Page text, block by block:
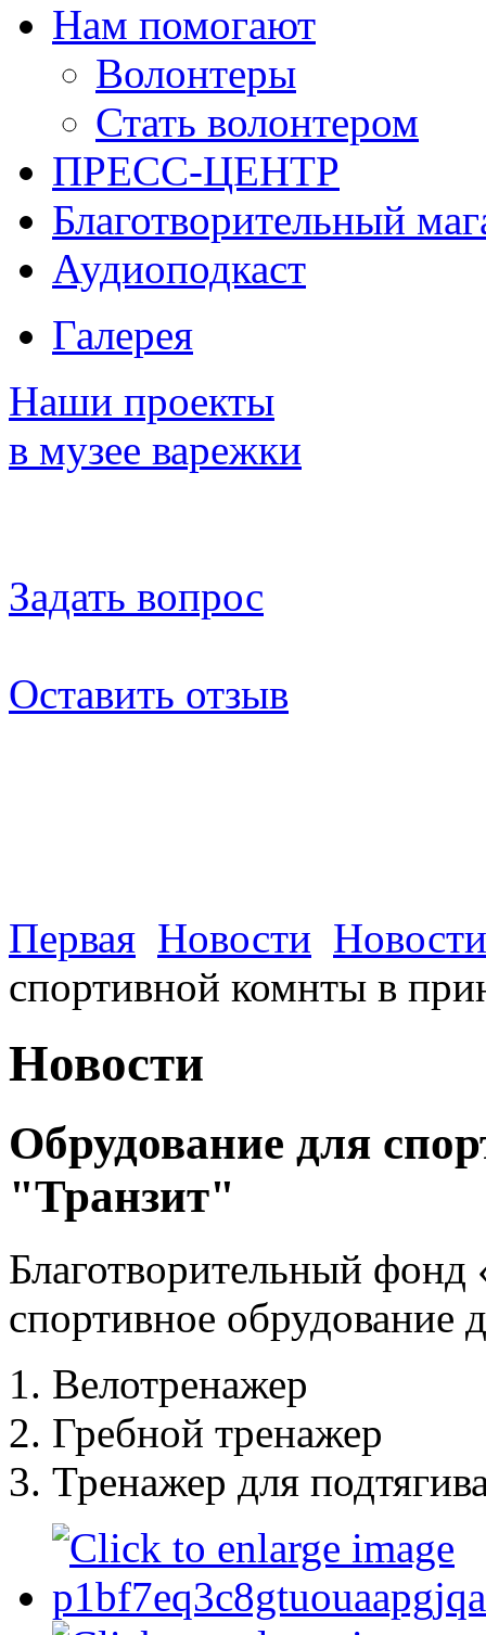
Нам помогают
Волонтеры
Стать волонтером
ПРЕСС-ЦЕНТР
Благотворительный
Аудиоподкаст
Галерея
Наши проекты
в музее варежки
Задать вопрос
Оставить отзыв
Первая Новости
спортивной комнты в
Новости
Обрудование для
"Транзит"
Благотворительный фонд
спортивное обрудование
Велотренажер
Гребной тренажер
Тренажер для